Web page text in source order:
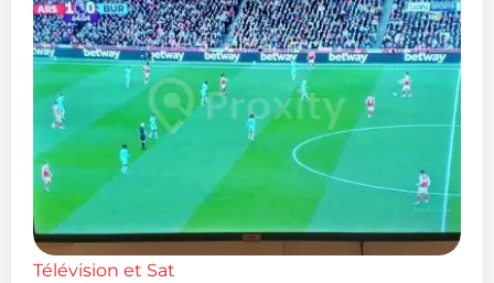
Télévision et Sat